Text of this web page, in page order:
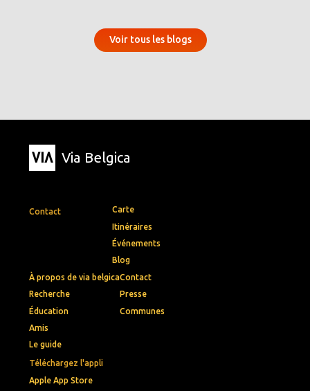
Voir tous les blogs
Via Belgica
Contact
Téléchargez l'appli
Apple App Store
Carte
Itinéraires
Événements
Blog
À propos de via belgica
Recherche
Éducation
Amis
Le guide
Contact
Presse
Communes